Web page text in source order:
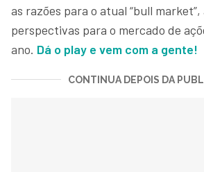
as razões para o atual “bull market”,
perspectivas para o mercado de
ano. Dá o play e vem com a gente!
CONTINUA DEPOIS DA